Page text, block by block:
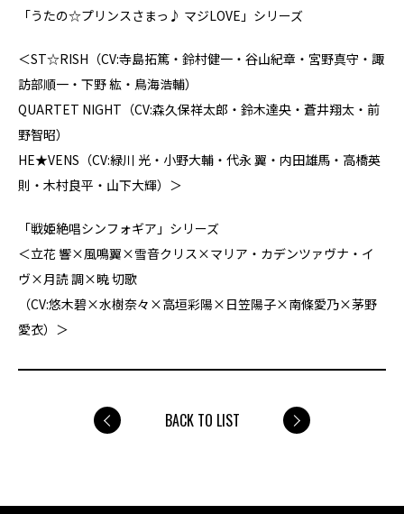
「うたの☆プリンスさまっ♪ マジLOVE」シリーズ
＜ST☆RISH（CV:寺島拓篤・鈴村健一・谷山紀章・宮野真守・諏
訪部順一・下野 紘・鳥海浩輔）
QUARTET NIGHT（CV:森久保祥太郎・鈴木達央・蒼井翔太・前
野智昭）
HE★VENS（CV:緑川 光・小野大輔・代永 翼・内田雄馬・高橋英
則・木村良平・山下大輝）＞
「戦姫絶唱シンフォギア」シリーズ
＜立花 響×風鳴翼×雪音クリス×マリア・カデンツァヴナ・イ
ヴ×月読 調×暁 切歌
（CV:悠木碧×水樹奈々×高垣彩陽×日笠陽子×南條愛乃×茅野
愛衣）＞
BACK TO LIST